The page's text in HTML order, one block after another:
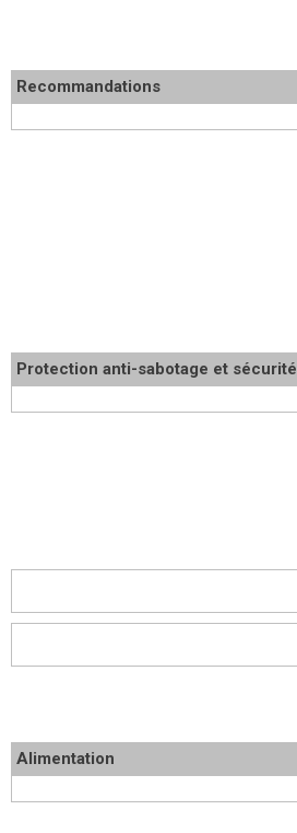
Recommandations
Protection anti-sabotage et sécurité
Alimentation